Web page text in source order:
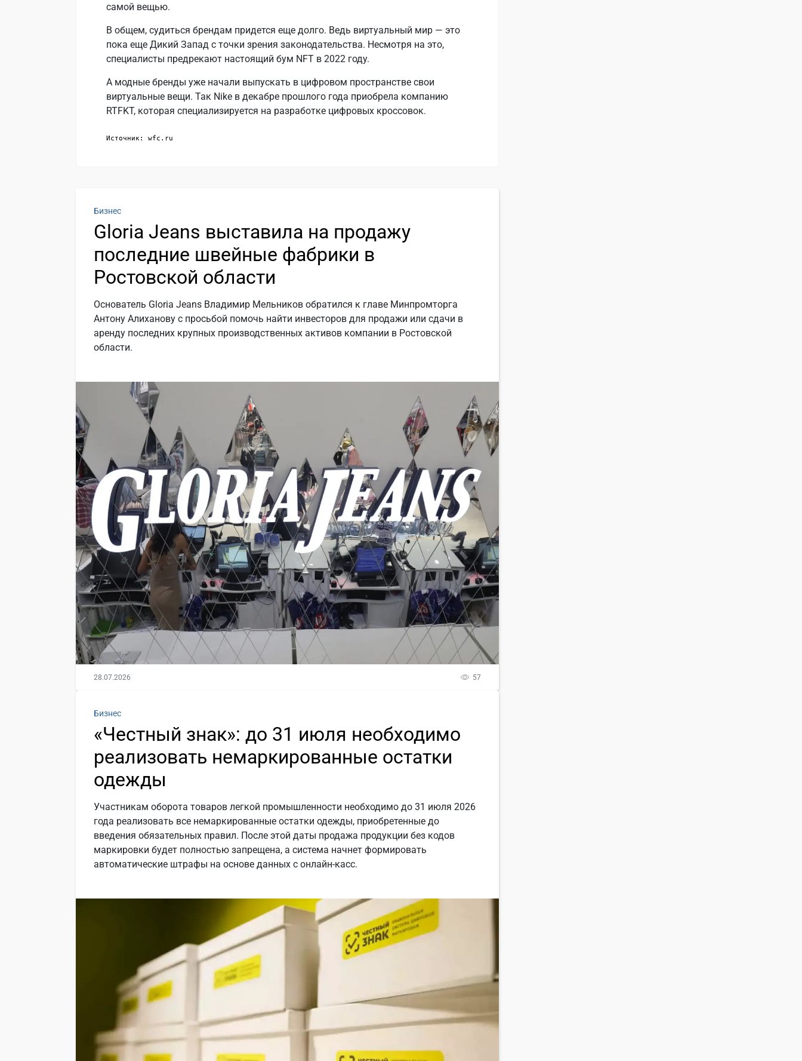
самой вещью.
В общем, судиться брендам придется еще долго. Ведь виртуальный мир — это
пока еще Дикий Запад с точки зрения законодательства. Несмотря на это,
специалисты предрекают настоящий бум NFT в 2022 году.
А модные бренды уже начали выпускать в цифровом пространстве свои
виртуальные вещи. Так Nike в декабре прошлого года приобрела компанию
RTFKT, которая специализируется на разработке цифровых кроссовок.
Источник: wfc.ru
Бизнес
Gloria Jeans выставила на продажу
последние швейные фабрики в
Ростовской области
Основатель Gloria Jeans Владимир Мельников обратился к главе Минпромторга
Антону Алиханову с просьбой помочь найти инвесторов для продажи или сдачи в
аренду последних крупных производственных активов компании в Ростовской
области.
28.07.2026 57
Бизнес
«Честный знак»: до 31 июля необходимо
реализовать немаркированные остатки
одежды
Участникам оборота товаров легкой промышленности необходимо до 31 июля 2026
года реализовать все немаркированные остатки одежды, приобретенные до
введения обязательных правил. После этой даты продажа продукции без кодов
маркировки будет полностью запрещена, а система начнет формировать
автоматические штрафы на основе данных с онлайн-касс.